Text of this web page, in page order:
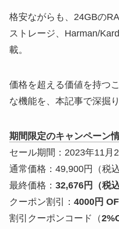
格安ながらも、24GBの
ストレージ、Harman/
載。
価格を超える価値を持つ
な機能を、本記事で深掘
期間限定のキャンペーン
セール期間：2023年11月
通常価格：49,900円（税込
最終価格： 32,676円（税込
クーポン割引： 4000円
割引クーポンコード（